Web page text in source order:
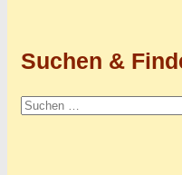
Suchen &
Suchen